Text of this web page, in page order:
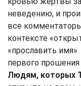
неведению, и
все
контексте
«прославить
первого
Людям, которых